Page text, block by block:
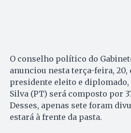
O conselho político do
anunciou nesta terça-feira, 20,
presidente eleito e
Silva (PT) será composto por
Desses, apenas sete foram
estará à frente da pasta.